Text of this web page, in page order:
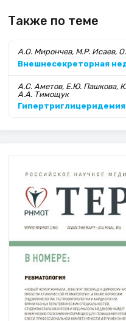
Также по теме
А.О. Мирончев, М.Р. Исаев,
Внешнесекреторная
А.С. Аметов, Е.Ю. Пашкова,
А.А. Тимощук